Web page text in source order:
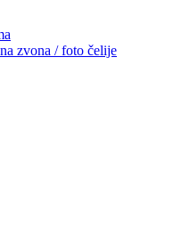
zvona / foto čelije